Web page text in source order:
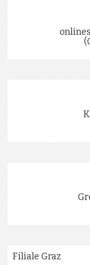
Filiale Graz